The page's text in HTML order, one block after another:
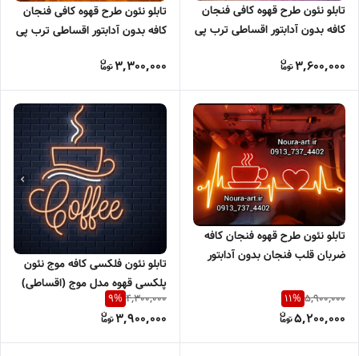
تابلو نئون طرح قهوه کافی فنجان
کافه بدون آدابتور اقساطی ترب پی
3,600,000
تابلو نئون طرح قهوه کافی فنجان
کافه بدون آدابتور اقساطی ترب پی
3,300,000
تابلو نئون طرح قهوه فنجان کافه
ضربان قلب فنجان بدون آدابتور
5,900,000
11%
5,200,000
تابلو نئون فلکسی کافه موج نئون
پلکسی قهوه مدل موج (اقساطی)
بدون آدابتور
4,300,000
9%
3,900,000